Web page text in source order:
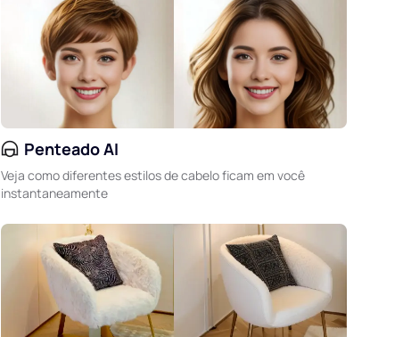
Penteado AI
Veja como diferentes estilos de cabelo ficam em você
instantaneamente